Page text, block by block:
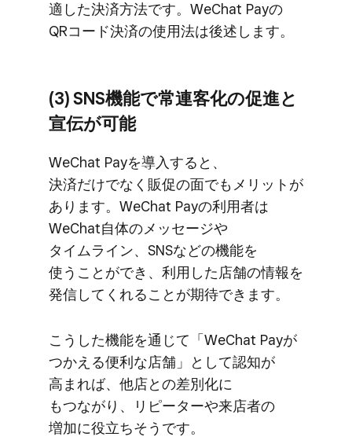
適した​決済方​法です。​WeChat Payの​
QRコード決済の​使用法は​後述します。
(3) SNS機能で​常連客化の​促進と​
宣伝が​可能
WeChat Payを​導入すると、​
決済だけでなく​販促の​面でも​メリットが​
あります。​WeChat Payの​利用者は​
WeChat自体の​メッセージや​
タイムライン、​SNSなどの​機能を​
使うことができ、​利用した​店舗の​情報を​
発信してくれる​ことが​期待できます。
こうした​機能を​通じて​「WeChat Payが​
つかえる​便利な​店舗」と​して​認知が​
高まれば、​他店との​差別化に​
もつながり、​リピーターや​来店者の​
増加に​役立ちそうです。